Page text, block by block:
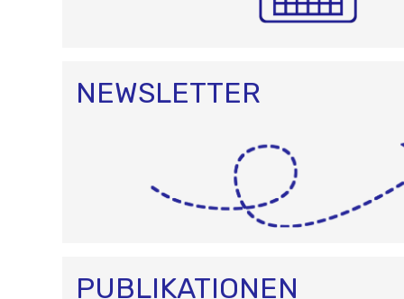
NEWSLETTER
PUBLIKATIONEN